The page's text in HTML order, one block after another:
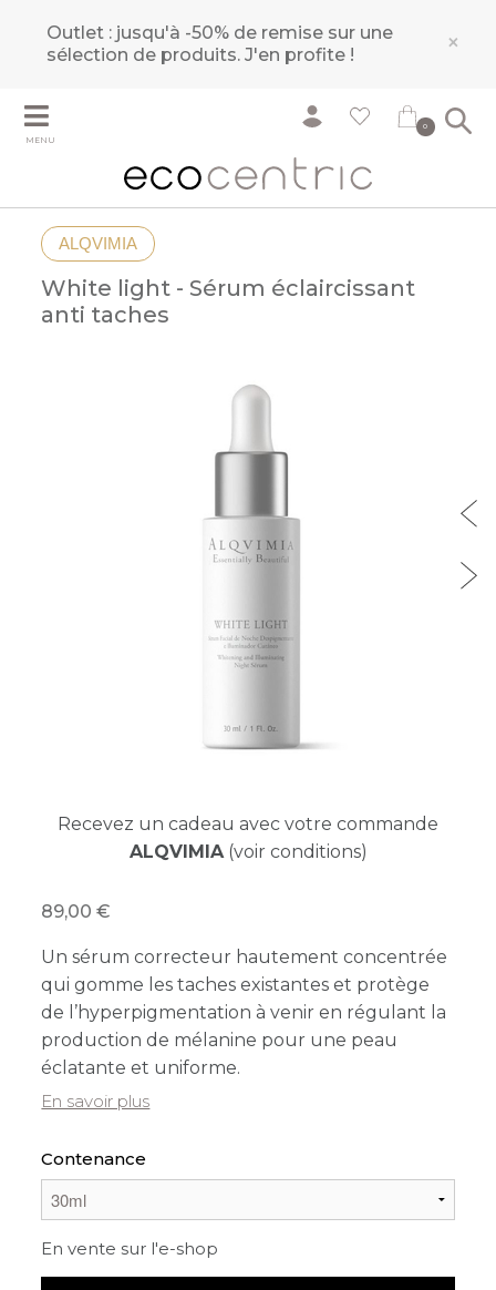
Outlet : jusqu'à -50% de remise sur une
sélection de produits.J'en profite ! ×
MENU
0
ALQVIMIA
White light - Sérum éclaircissant
anti taches
Recevez un cadeau avec votre commande
ALQVIMIA(voir conditions)
89,00
Un sérum correcteur hautement concentrée
qui gomme les taches existantes et protège
de l’hyperpigmentation à venir en régulant la
production de mélanine pour une peau
éclatante et uniforme.
En savoir plus
Contenance
En vente sur l'e-shop